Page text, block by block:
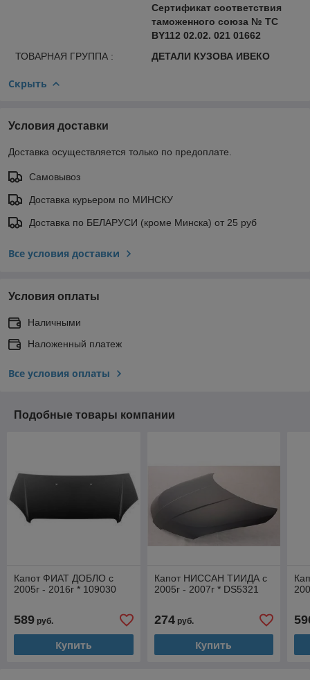
Сертификат соответствия
таможенного союза № ТС
BY112 02.02. 021 01662
ТОВАРНАЯ ГРУППА :
ДЕТАЛИ КУЗОВА ИВЕКО
Скрыть
Условия доставки
Доставка осуществляется только по предоплате.
Самовывоз
Доставка курьером по МИНСКУ
Доставка по БЕЛАРУСИ (кроме Минска) от 25 руб
Все условия доставки
Условия оплаты
Наличными
Наложенный платеж
Все условия оплаты
Подобные товары компании
Капот ФИАТ ДОБЛО с
2005г - 2016г * 109030
589 руб.
Купить
Капот НИССАН ТИИДА с
2005г - 2007г * DS5321
274руб.
Купить